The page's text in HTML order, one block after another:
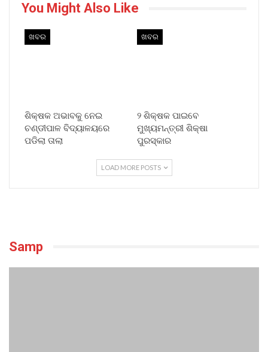
You Might Also Like
ଖବର
ଶିକ୍ଷକ ଅଭାବକୁ ନେଇ
ଚଣ୍ଡୀପାଳ ବିଦ୍ୟାଳୟରେ
ପଡିଲା ତାଲା
ଖବର
୨ ଶିକ୍ଷକ ପାଇବେ
ମୁଖ୍ୟମନ୍ତ୍ରୀ ଶିକ୍ଷା
ପୁରସ୍କାର
LOAD MORE POSTS
Samp